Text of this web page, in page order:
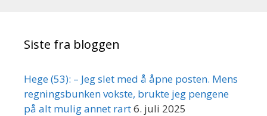
Siste fra bloggen
Hege (53): – Jeg slet med å åpne posten. Mens
regningsbunken vokste, brukte jeg pengene
på alt mulig annet rart6. juli 2025